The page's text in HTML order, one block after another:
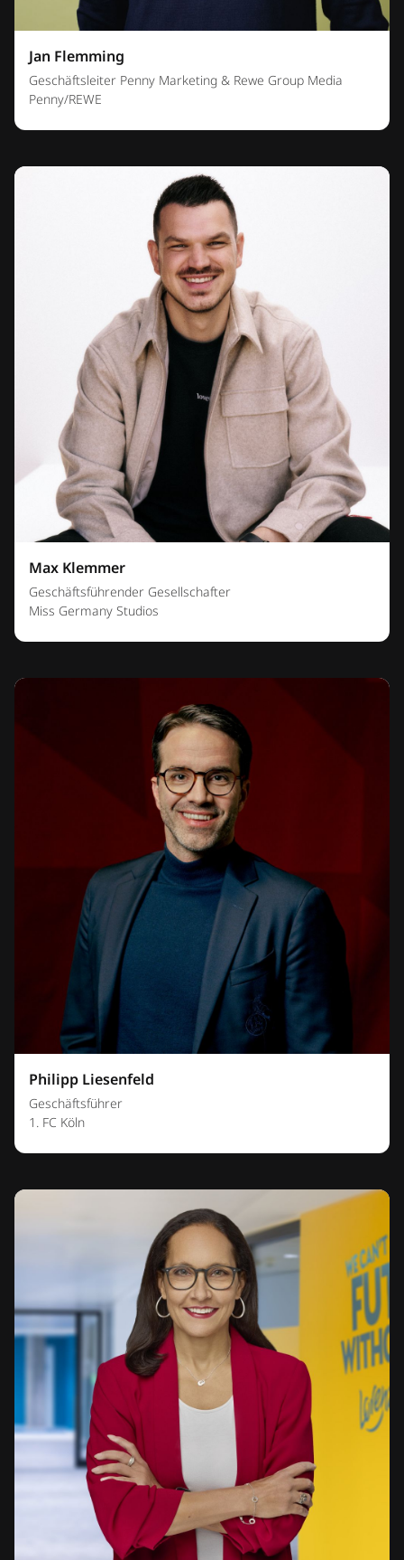
Jan Flemming
Geschäftsleiter Penny Marketing & Rewe Group Media
Penny/REWE
Max Klemmer
Geschäftsführender Gesellschafter
Miss Germany Studios
Philipp Liesenfeld
Geschäftsführer
1. FC Köln